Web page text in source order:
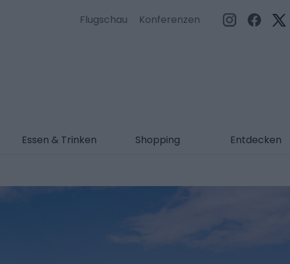
Flugschau Konferenzen
Essen & Trinken Shopping Entdecken